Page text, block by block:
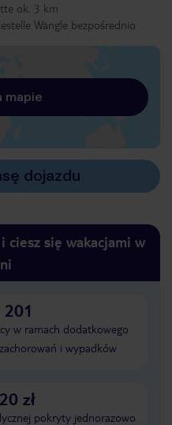
ok. 3 km
Wängle bezpośrednio
mapie
dojazdu
ciesz się wakacjami w
w ramach dodatkowego
i wypadków
zł
pokryty jednorazowo